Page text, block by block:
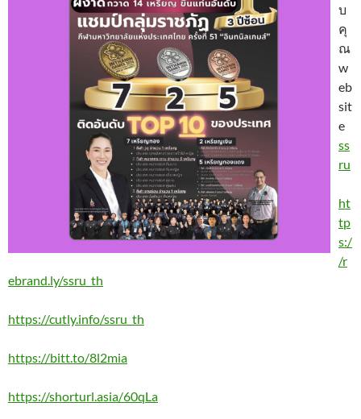
บ
คุ
ณ
w
eb
sit
e
ss
ru
ht
tp
s:/
/r
ebrand.ly/ssru_th
https://cutly.info/ssru_th
https://bitt.to/8l2mia
https://shorturl.asia/60qLa